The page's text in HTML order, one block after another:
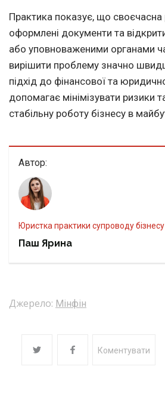
Практика показує, що своєчасна
оформлені документи та
або уповноваженими органами
вирішити проблему значно
підхід до фінансової та
допомагає мінімізувати ризики
стабільну роботу бізнесу в
Автор:
Юристка практики супроводу
Паш Ярина
Джерело: Мінфін
Коментувати